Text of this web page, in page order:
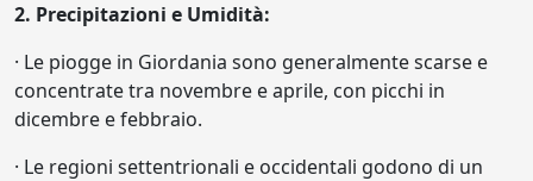
2. Precipitazioni e Umidità:
· Le piogge in Giordania sono generalmente scarse e
concentrate tra novembre e aprile, con picchi in
dicembre e febbraio.
· Le regioni settentrionali e occidentali godono di un